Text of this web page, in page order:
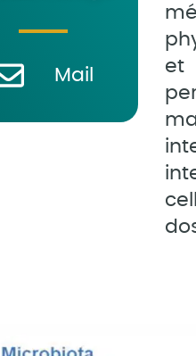
Mail
et